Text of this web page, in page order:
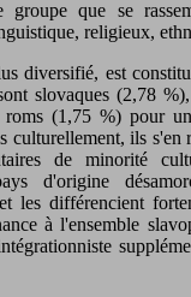
que se
religieux,
diversifié, est
slovaques (2,78
roms (1,75 %) pour
culturellement, ils s'en
de minorité
d'origine
les différencient
à l'ensemble